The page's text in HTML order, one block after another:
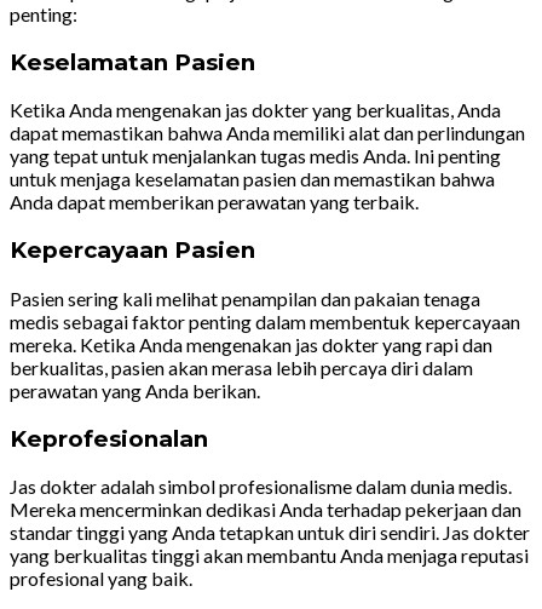
penting:
Keselamatan Pasien
Ketika Anda mengenakan jas dokter yang berkualitas, Anda
dapat memastikan bahwa Anda memiliki alat dan perlindungan
yang tepat untuk menjalankan tugas medis Anda. Ini penting
untuk menjaga keselamatan pasien dan memastikan bahwa
Anda dapat memberikan perawatan yang terbaik.
Kepercayaan Pasien
Pasien sering kali melihat penampilan dan pakaian tenaga
medis sebagai faktor penting dalam membentuk kepercayaan
mereka. Ketika Anda mengenakan jas dokter yang rapi dan
berkualitas, pasien akan merasa lebih percaya diri dalam
perawatan yang Anda berikan.
Keprofesionalan
Jas dokter adalah simbol profesionalisme dalam dunia medis.
Mereka mencerminkan dedikasi Anda terhadap pekerjaan dan
standar tinggi yang Anda tetapkan untuk diri sendiri. Jas dokter
yang berkualitas tinggi akan membantu Anda menjaga reputasi
profesional yang baik.